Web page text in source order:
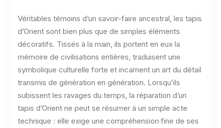
Véritables témoins d’un savoir-faire ancestral, les tapis
d’Orient sont bien plus que de simples éléments
décoratifs. Tissés à la main, ils portent en eux la
mémoire de civilisations entières, traduisent une
symbolique culturelle forte et incarnent un art du détail
transmis de génération en génération. Lorsqu’ils
subissent les ravages du temps, la réparation d’un
tapis d’Orient ne peut se résumer à un simple acte
technique : elle exige une compréhension fine de ses